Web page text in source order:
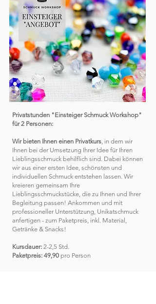
Privatstunden "Einsteiger Schmuck Workshop"
für 2 Personen:
Wir bieten Ihnen einen Privatkurs, in dem wir
Ihnen bei der Umsetzung Ihrer Idee für Ihren
Lieblingsschmuck behilflich sind. Dabei können
wir aus einer ersten Idee, schönsten und
individuellen Schmuck entstehen lassen. Wir
kreieren gemeinsam Ihre
Lieblingsschmuckstücke, die zu Ihnen und Ihrer
Begleitung passen! Ankommen und mit
professioneller Unterstützung, Unikatschmuck
anfertigen - zum Paketpreis, inkl. Material,
Getränke & Snacks!
Kursdauer: 2-2,5 Std.
Paketpreis: 49,90 pro Person